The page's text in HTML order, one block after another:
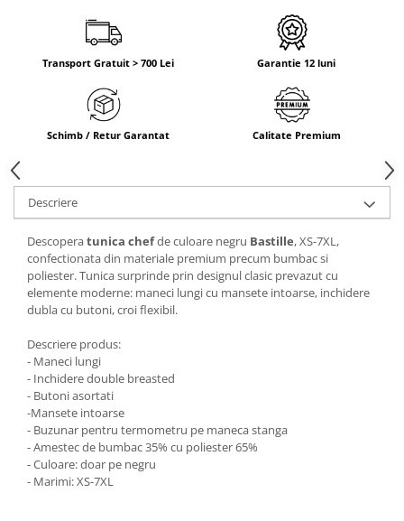
Transport Gratuit > 700 Lei Garantie 12 luni
Schimb / Retur Garantat Calitate Premium
Descriere
Descoperatunica chefde culoare negru Bastille, XS-7XL,
confectionata din materiale premium precum bumbac si
poliester. Tunica surprinde prin designul clasic prevazut cu
elemente moderne: maneci lungi cu mansete intoarse, inchidere
dubla cu butoni, croi flexibil.
Descriere produs:
- Maneci lungi
- Inchidere double breasted
- Butoni asortati
-Mansete intoarse
- Buzunar pentru termometru pe maneca stanga
- Amestec de bumbac 35% cu poliester 65%
- Culoare: doar pe negru
- Marimi: XS-7XL